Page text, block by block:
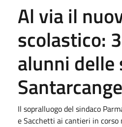
Al via il
scolastico:
alunni delle
Il sopralluogo del sindaco
e Sacchetti ai cantieri in corso